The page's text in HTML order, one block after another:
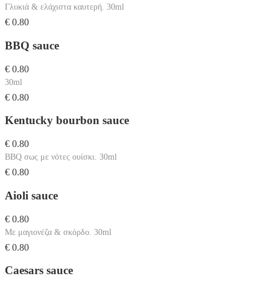
Γλυκιά & ελάχιστα καυτερή. 30ml
€ 0.80
BBQ sauce
€ 0.80
30ml
€ 0.80
Kentucky bourbon sauce
€ 0.80
BBQ σως με νότες ουίσκι. 30ml
€ 0.80
Aioli sauce
€ 0.80
Με μαγιονέζα & σκόρδο. 30ml
€ 0.80
Caesars sauce